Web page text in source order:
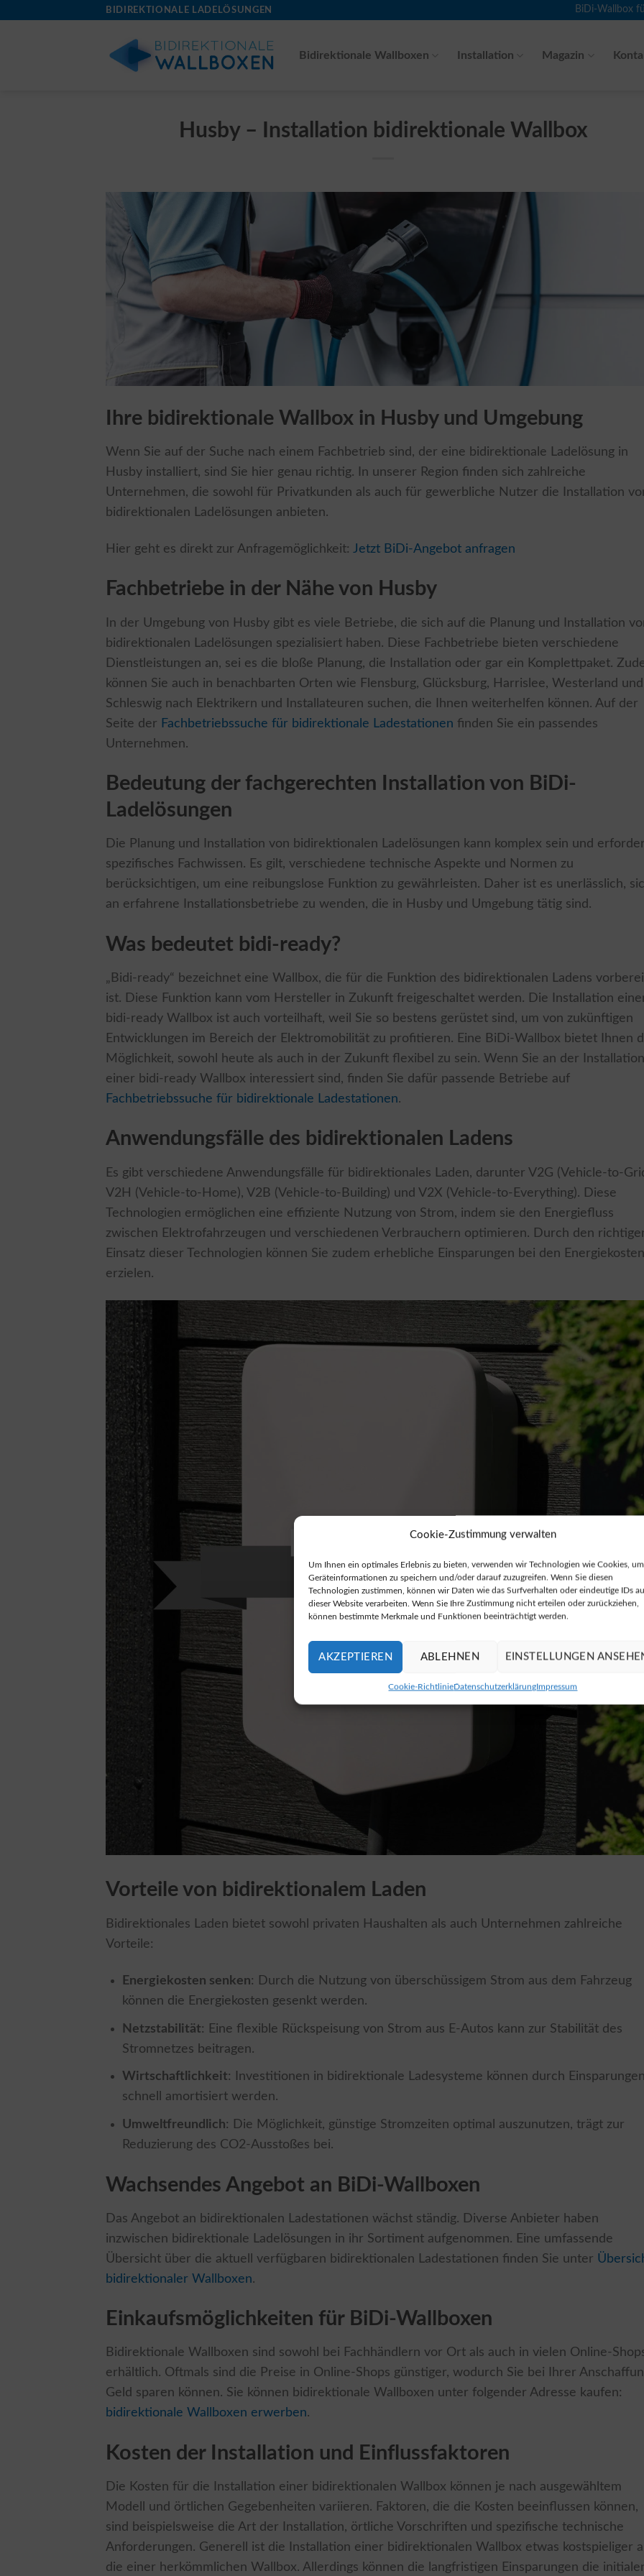
Cookie-Zustimmung verwalten
Um Ihnen ein optimales Erlebnis zu bieten, verwenden wir Technologien wie Cookies, um
Geräteinformationen zu speichern und/oder darauf zuzugreifen. Wenn Sie diesen
Technologien zustimmen, können wir Daten wie das Surfverhalten oder eindeutige IDs
dieser Website verarbeiten. Wenn Sie Ihre Zustimmung nicht erteilen oder zurückziehen,
können bestimmte Merkmale und Funktionen beeinträchtigt werden.
AKZEPTIEREN ABLEHNEN EINSTELLUNGEN
Cookie-RichtlinieDatenschutzerklärungImpressum
BIDIREKTIONALE LADELÖSUNGEN BiDi-Wallbox
Bidirektionale Wallboxen Installation Magazin
Husby – Installation bidirektionale Wallbox
Ihre bidirektionale Wallbox in Husby und Umgebung
Wenn Sie auf der Suche nach einem Fachbetrieb sind, der eine bidirektionale Ladelösung in
Husby installiert, sind Sie hier genau richtig. In unserer Region finden sich zahlreiche
Unternehmen, die sowohl für Privatkunden als auch für gewerbliche Nutzer die Installation
bidirektionalen Ladelösungen anbieten.
Hier geht es direkt zur Anfragemöglichkeit: Jetzt BiDi-Angebot anfragen
Fachbetriebe in der Nähe von Husby
In der Umgebung von Husby gibt es viele Betriebe, die sich auf die Planung und Installation
bidirektionalen Ladelösungen spezialisiert haben. Diese Fachbetriebe bieten verschiedene
Dienstleistungen an, sei es die bloße Planung, die Installation oder gar ein Komplettpaket.
können Sie auch in benachbarten Orten wie Flensburg, Glücksburg, Harrislee, Westerland und
Schleswig nach Elektrikern und Installateuren suchen, die Ihnen weiterhelfen können. Auf der
Seite der Fachbetriebssuche für bidirektionale Ladestationen finden Sie ein passendes
Unternehmen.
Bedeutung der fachgerechten Installation von BiDi-
Ladelösungen
Die Planung und Installation von bidirektionalen Ladelösungen kann komplex sein und
spezifisches Fachwissen. Es gilt, verschiedene technische Aspekte und Normen zu
berücksichtigen, um eine reibungslose Funktion zu gewährleisten. Daher ist es unerlässlich,
an erfahrene Installationsbetriebe zu wenden, die in Husby und Umgebung tätig sind.
Was bedeutet bidi-ready?
„Bidi-ready“ bezeichnet eine Wallbox, die für die Funktion des bidirektionalen Ladens
ist. Diese Funktion kann vom Hersteller in Zukunft freigeschaltet werden. Die Installation
bidi-ready Wallbox ist auch vorteilhaft, weil Sie so bestens gerüstet sind, um von zukünftigen
Entwicklungen im Bereich der Elektromobilität zu profitieren. Eine BiDi-Wallbox bietet Ihnen
Möglichkeit, sowohl heute als auch in der Zukunft flexibel zu sein. Wenn Sie an der Installation
einer bidi-ready Wallbox interessiert sind, finden Sie dafür passende Betriebe auf
Fachbetriebssuche für bidirektionale Ladestationen.
Anwendungsfälle des bidirektionalen Ladens
Es gibt verschiedene Anwendungsfälle für bidirektionales Laden, darunter V2G (Vehicle-to-
V2H (Vehicle-to-Home), V2B (Vehicle-to-Building) und V2X (Vehicle-to-Everything). Diese
Technologien ermöglichen eine effiziente Nutzung von Strom, indem sie den Energiefluss
zwischen Elektrofahrzeugen und verschiedenen Verbrauchern optimieren. Durch den
Einsatz dieser Technologien können Sie zudem erhebliche Einsparungen bei den Energiekosten
erzielen.
Vorteile von bidirektionalem Laden
Bidirektionales Laden bietet sowohl privaten Haushalten als auch Unternehmen zahlreiche
Vorteile:
Energiekosten senken: Durch die Nutzung von überschüssigem Strom aus dem Fahrzeug
können die Energiekosten gesenkt werden.
Netzstabilität: Eine flexible Rückspeisung von Strom aus E-Autos kann zur Stabilität des
Stromnetzes beitragen.
Wirtschaftlichkeit: Investitionen in bidirektionale Ladesysteme können durch
schnell amortisiert werden.
Umweltfreundlich: Die Möglichkeit, günstige Stromzeiten optimal auszunutzen, trägt zur
Reduzierung des CO2-Ausstoßes bei.
Wachsendes Angebot an BiDi-Wallboxen
Das Angebot an bidirektionalen Ladestationen wächst ständig. Diverse Anbieter haben
inzwischen bidirektionale Ladelösungen in ihr Sortiment aufgenommen. Eine umfassende
Übersicht über die aktuell verfügbaren bidirektionalen Ladestationen finden Sie unter
bidirektionaler Wallboxen.
Einkaufsmöglichkeiten für BiDi-Wallboxen
Bidirektionale Wallboxen sind sowohl bei Fachhändlern vor Ort als auch in vielen Online-
erhältlich. Oftmals sind die Preise in Online-Shops günstiger, wodurch Sie bei Ihrer
Geld sparen können. Sie können bidirektionale Wallboxen unter folgender Adresse kaufen:
bidirektionale Wallboxen erwerben.
Kosten der Installation und Einflussfaktoren
Die Kosten für die Installation einer bidirektionalen Wallbox können je nach ausgewähltem
Modell und örtlichen Gegebenheiten variieren. Faktoren, die die Kosten beeinflussen können,
sind beispielsweise die Art der Installation, örtliche Vorschriften und spezifische technische
Anforderungen. Generell ist die Installation einer bidirektionalen Wallbox etwas kostspieliger
die einer herkömmlichen Wallbox. Allerdings können die langfristigen Einsparungen die